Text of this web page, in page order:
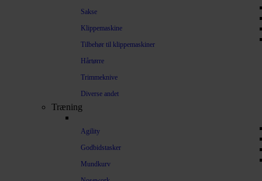
Sakse
Klippemaskine
Tilbehør til klippemaskiner
Hårtørre
Trimmeknive
Diverse andet
Træning
Agility
Godbidstasker
Mundkurv